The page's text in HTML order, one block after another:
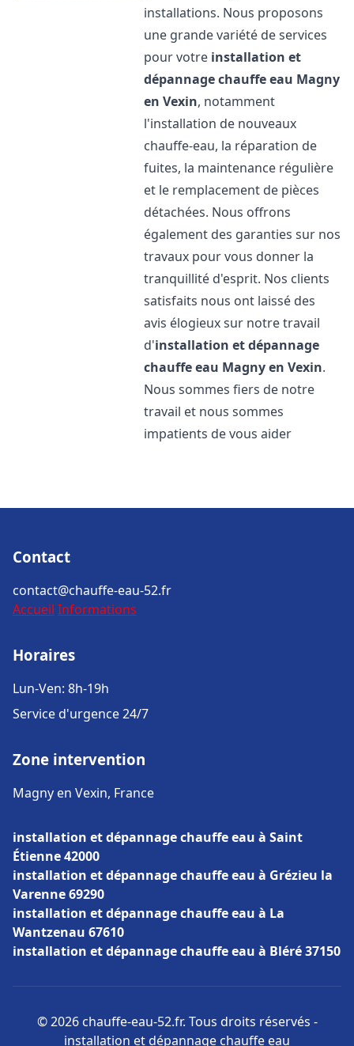
installations. Nous proposons
une grande variété de services
pour votre installation et
dépannage chauffe eau Magny
en Vexin, notamment
l'installation de nouveaux
chauffe-eau, la réparation de
fuites, la maintenance régulière
et le remplacement de pièces
détachées. Nous offrons
également des garanties sur nos
travaux pour vous donner la
tranquillité d'esprit. Nos clients
satisfaits nous ont laissé des
avis élogieux sur notre travail
d'installation et dépannage
chauffe eau Magny en Vexin.
Nous sommes fiers de notre
travail et nous sommes
impatients de vous aider
Contact
contact@chauffe-eau-52.fr
Accueil Informations
Horaires
Lun-Ven: 8h-19h
Service d'urgence 24/7
Zone intervention
Magny en Vexin, France
installation et dépannage chauffe eau à Saint
Étienne 42000
installation et dépannage chauffe eau à Grézieu la
Varenne 69290
installation et dépannage chauffe eau à La
Wantzenau 67610
installation et dépannage chauffe eau à Bléré 37150
© 2026 chauffe-eau-52.fr. Tous droits réservés -
installation et dépannage chauffe eau